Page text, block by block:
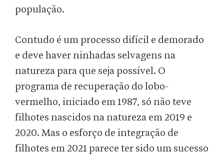
população.
Contudo é um processo difícil e demorado
e deve haver ninhadas selvagens na
natureza para que seja possível. O
programa de recuperação do lobo-
vermelho, iniciado em 1987, só não teve
filhotes nascidos na natureza em 2019 e
2020. Mas o esforço de integração de
filhotes em 2021 parece ter sido um sucesso